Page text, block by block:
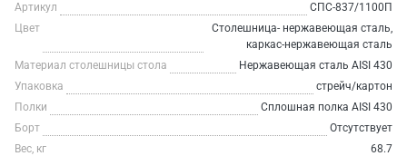
Артикул
СПС-837/1100П
Цвет
Столешница- нержавеющая сталь,
каркас-нержавеющая сталь
Материал столешницы стола
Нержавеющая сталь AISI 430
Упаковка
стрейч/картон
Полки
Сплошная полка AISI 430
Борт
Отсутствует
Вес, кг
68.7